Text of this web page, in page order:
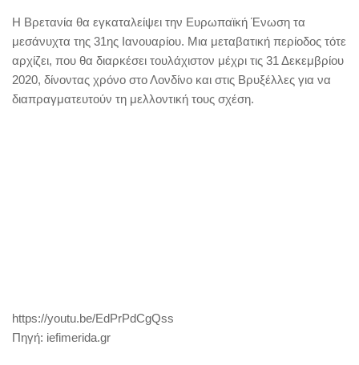
Η Βρετανία θα εγκαταλείψει την Ευρωπαϊκή Ένωση τα
μεσάνυχτα της 31ης Ιανουαρίου. Μια μεταβατική περίοδος τότε
αρχίζει, που θα διαρκέσει τουλάχιστον μέχρι τις 31 Δεκεμβρίου
2020, δίνοντας χρόνο στο Λονδίνο και στις Βρυξέλλες για να
διαπραγματευτούν τη μελλοντική τους σχέση.
https://youtu.be/EdPrPdCgQss
Πηγή: iefimerida.gr